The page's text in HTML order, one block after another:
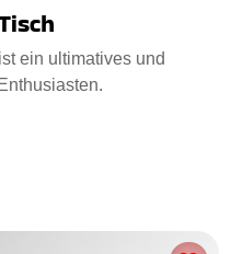
ein ultimatives und